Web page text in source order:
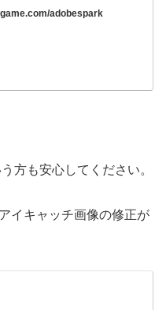
adobespark
方も安心してください。
イキャッチ画像の修正が